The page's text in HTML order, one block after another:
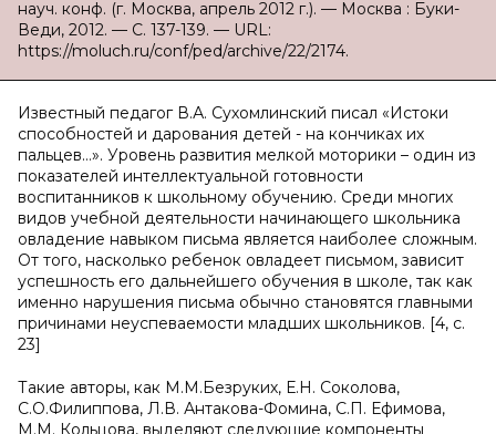
науч. конф. (г. Москва, апрель 2012 г.). — Москва : Буки-
Веди, 2012. — С. 137-139. — URL:
https://moluch.ru/conf/ped/archive/22/2174.
Известный педагог В.А. Сухомлинский писал «Истоки
способностей и дарования детей - на кончиках их
пальцев…». Уровень развития мелкой моторики – один из
показателей интеллектуальной готовности
воспитанников к школьному обучению. Среди многих
видов учебной деятельности начинающего школьника
овладение навыком письма является наиболее сложным.
От того, насколько ребенок овладеет письмом, зависит
успешность его дальнейшего обучения в школе, так как
именно нарушения письма обычно становятся главными
причинами неуспеваемости младших школьников. [4, с.
23]
Такие авторы, как М.М.Безруких, Е.Н. Соколова,
С.О.Филиппова, Л.В. Антакова-Фомина, С.П. Ефимова,
М.М. Кольцова, выделяют следующие компоненты